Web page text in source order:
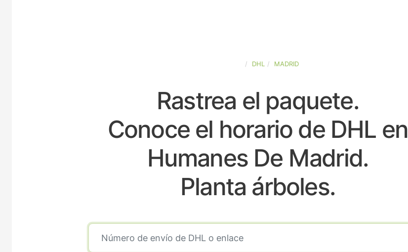
DHL MADRID
Rastrea el paquete.
Conoce el horario de DHL en
Humanes De Madrid.
Planta árboles.